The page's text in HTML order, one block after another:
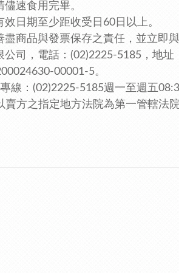
速食用完畢。
日期至少距收受日60日以上。
盡商品與發票保存之責任，並立即
司，電話：(02)2225-5185， 地址
00001-5。
線：(02)2225-5185週一至週五
方之指定地方法院為第一管轄法